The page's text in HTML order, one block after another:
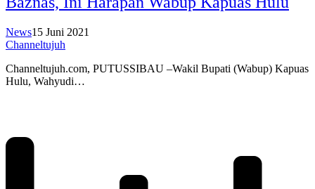
News15 Juni 2021
Channeltujuh
Channeltujuh.com, PUTUSSIBAU –Wakil Bupati (Wabup) Kapuas
Hulu, Wahyudi…